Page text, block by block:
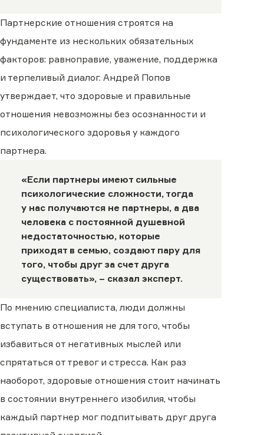
Партнерские отношения строятся на
фундаменте из нескольких обязательных
факторов: равноправие, уважение, поддержка
и терпеливый диалог. Андрей Попов
утверждает, что здоровые и правильные
отношения невозможны без осознанности и
психологического здоровья у каждого
партнера.
«Если партнеры имеют сильные
психологические сложности, тогда
у нас получаются не партнеры, а два
человека с постоянной душевной
недостаточностью, которые
приходят в семью, создают пару для
того, чтобы друг за счет друга
существовать», – сказал эксперт.
По мнению специалиста, люди должны
вступать в отношения не для того, чтобы
избавиться от негативных мыслей или
спрятаться от тревог и стресса. Как раз
наоборот, здоровые отношения стоит начинать
в состоянии внутреннего изобилия, чтобы
каждый партнер мог подпитывать друг друга